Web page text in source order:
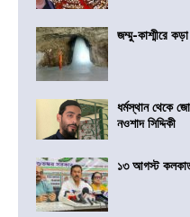
জম্মু-কাশ্মীরে
ধর্মস্থান থেকে
নওশাদ সিদ্দিকী
১৩ আগস্ট